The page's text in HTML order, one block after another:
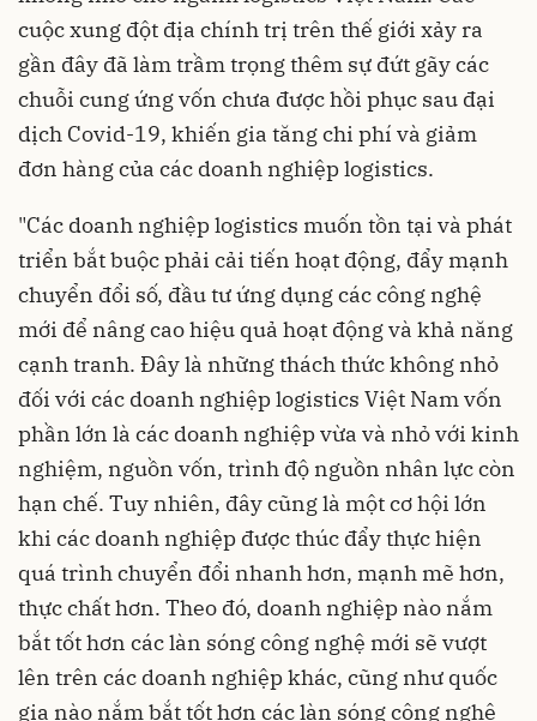
cuộc xung đột địa chính trị trên thế giới xảy ra
gần đây đã làm trầm trọng thêm sự đứt gãy các
chuỗi cung ứng vốn chưa được hồi phục sau đại
dịch Covid-19, khiến gia tăng chi phí và giảm
đơn hàng của các doanh nghiệp logistics.
"Các doanh nghiệp logistics muốn tồn tại và phát
triển bắt buộc phải cải tiến hoạt động, đẩy mạnh
chuyển đổi số, đầu tư ứng dụng các công nghệ
mới để nâng cao hiệu quả hoạt động và khả năng
cạnh tranh. Đây là những thách thức không nhỏ
đối với các doanh nghiệp logistics Việt Nam vốn
phần lớn là các doanh nghiệp vừa và nhỏ với kinh
nghiệm, nguồn vốn, trình độ nguồn nhân lực còn
hạn chế. Tuy nhiên, đây cũng là một cơ hội lớn
khi các doanh nghiệp được thúc đẩy thực hiện
quá trình chuyển đổi nhanh hơn, mạnh mẽ hơn,
thực chất hơn. Theo đó, doanh nghiệp nào nắm
bắt tốt hơn các làn sóng công nghệ mới sẽ vượt
lên trên các doanh nghiệp khác, cũng như quốc
gia nào nắm bắt tốt hơn các làn sóng công nghệ